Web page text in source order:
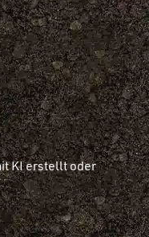
KI erstellt oder